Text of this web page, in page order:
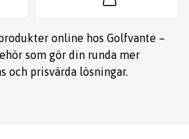
online hos Golfvante –
som gör din runda mer
och prisvärda lösningar.